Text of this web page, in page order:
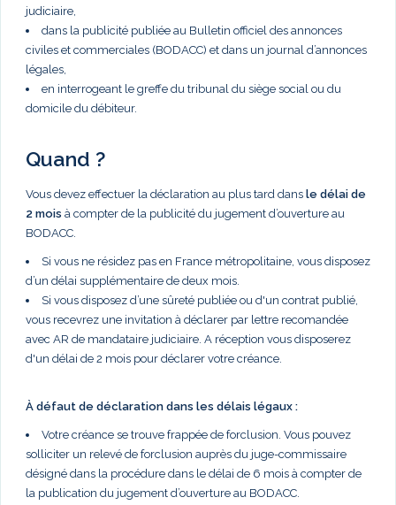
judiciaire,
dans la publicité publiée au Bulletin officiel des annonces
civiles et commerciales (BODACC) et dans un journal d’annonces
légales,
en interrogeant le greffe du tribunal du siège social ou du
domicile du débiteur.
Quand ?
Vous devez effectuer la déclaration au plus tard dans le délai de
2 mois à compter de la publicité du jugement d’ouverture au
BODACC.
Si vous ne résidez pas en France métropolitaine, vous disposez
d’un délai supplémentaire de deux mois.
Si vous disposez d’une sûreté publiée ou d'un contrat publié,
vous recevrez une invitation à déclarer par lettre recomandée
avec AR de mandataire judiciaire. A réception vous disposerez
d'un délai de 2 mois pour déclarer votre créance.
À défaut de déclaration dans les délais légaux :
Votre créance se trouve frappée de forclusion. Vous pouvez
solliciter un relevé de forclusion auprès du juge-commissaire
désigné dans la procédure dans le délai de 6 mois à compter de
la publication du jugement d’ouverture au BODACC.